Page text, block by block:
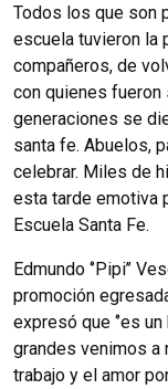
Todos los que son
escuela tuvieron la
compañeros, de
con quienes
generaciones se
santa fe. Abuelos,
celebrar. Miles de
esta tarde emotiva
Escuela Santa Fe.
Edmundo ‘’Pipi’’
promoción
expresó que ‘’es
grandes venimos a
trabajo y el amor